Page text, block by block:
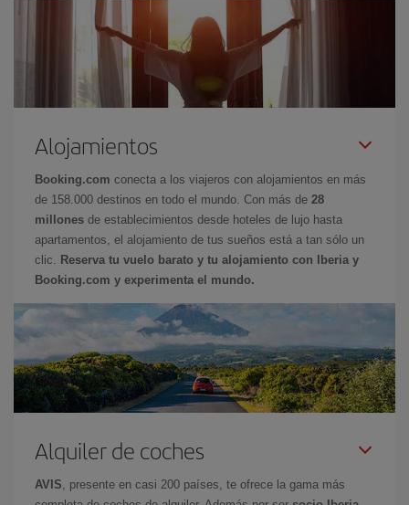
Alojamientos
Booking.com conecta a los viajeros con alojamientos en más
de 158.000 destinos en todo el mundo. Con más de 28
millones de establecimientos desde hoteles de lujo hasta
apartamentos, el alojamiento de tus sueños está a tan sólo un
clic.
Reserva tu vuelo barato y tu alojamiento con Iberia y
Booking.com y experimenta el mundo.
Alquiler de coches
AVIS , presente en casi 200 países, te ofrece la gama más